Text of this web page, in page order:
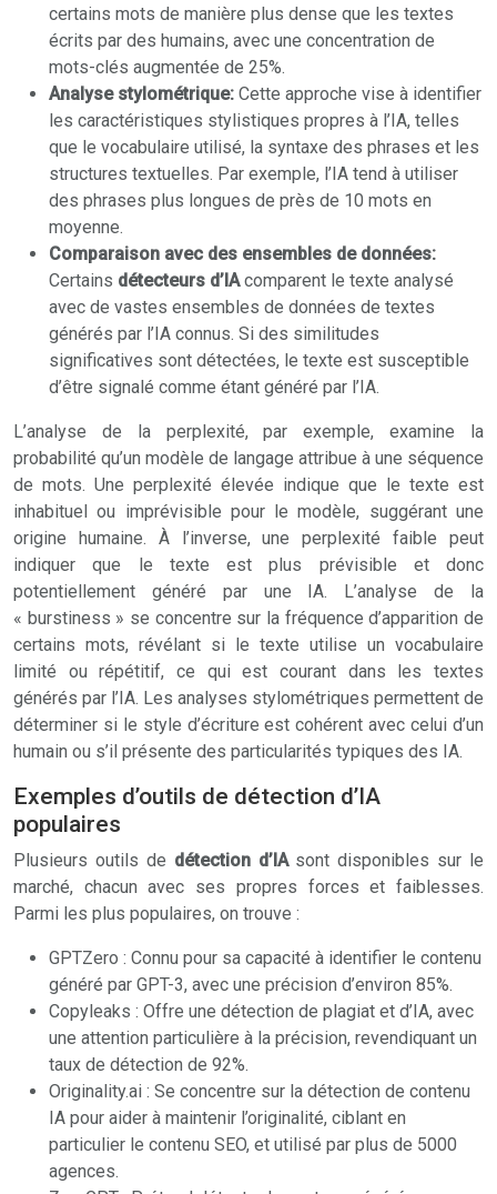
certains mots de manière plus dense que les textes
écrits par des humains, avec une concentration de
mots-clés augmentée de 25%.
Analyse stylométrique: Cette approche vise à identifier
les caractéristiques stylistiques propres à l’IA, telles
que le vocabulaire utilisé, la syntaxe des phrases et les
structures textuelles. Par exemple, l’IA tend à utiliser
des phrases plus longues de près de 10 mots en
moyenne.
Comparaison avec des ensembles de données:
Certains détecteurs d’IAcomparent le texte analysé
avec de vastes ensembles de données de textes
générés par l’IA connus. Si des similitudes
significatives sont détectées, le texte est susceptible
d’être signalé comme étant généré par l’IA.
L’analyse de la perplexité, par exemple, examine la
probabilité qu’un modèle de langage attribue à une séquence
de mots. Une perplexité élevée indique que le texte est
inhabituel ou imprévisible pour le modèle, suggérant une
origine humaine. À l’inverse, une perplexité faible peut
indiquer que le texte est plus prévisible et donc
potentiellement généré par une IA. L’analyse de la
« burstiness » se concentre sur la fréquence d’apparition de
certains mots, révélant si le texte utilise un vocabulaire
limité ou répétitif, ce qui est courant dans les textes
générés par l’IA. Les analyses stylométriques permettent de
déterminer si le style d’écriture est cohérent avec celui d’un
humain ou s’il présente des particularités typiques des IA.
Exemples d’outils de détection d’IA
populaires
Plusieurs outils de détection d’IA sont disponibles sur le
marché, chacun avec ses propres forces et faiblesses.
Parmi les plus populaires, on trouve :
GPTZero : Connu pour sa capacité à identifier le contenu
généré par GPT-3, avec une précision d’environ 85%.
Copyleaks : Offre une détection de plagiat et d’IA, avec
une attention particulière à la précision, revendiquant un
taux de détection de 92%.
Originality.ai : Se concentre sur la détection de contenu
IA pour aider à maintenir l’originalité, ciblant en
particulier le contenu SEO, et utilisé par plus de 5000
agences.